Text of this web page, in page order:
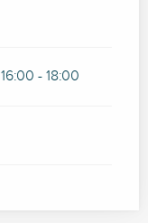
16:00 - 18:00